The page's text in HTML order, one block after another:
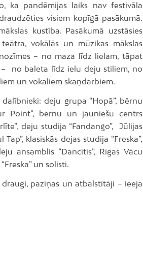
ka pandēmijas laiks nav festivāla
visiem kopīgā pasākumā.
kustība. Pasākumā uzstāsies
vokālās un mūzikas mākslas
– no maza līdz lielam, tāpat
– no baleta līdz ielu deju stiliem, no
un vokāliem skaņdarbiem.
deju grupa “Hopā”, bērnu
Point”, bērnu un jauniešu centrs
deju studija “Fandango”, Jūlijas
klasiskās dejas studija “Freska”,
ansamblis “Dancītis”, Rīgas Vācu
un solisti.
paziņas un atbalstītāji – ieeja